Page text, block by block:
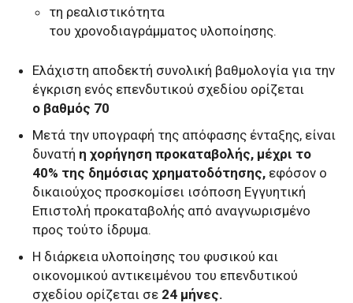
τη ρεαλιστικότητα
του χρονοδιαγράμματος υλοποίησης.
Ελάχιστη αποδεκτή συνολική βαθμολογία για την
έγκριση ενός επενδυτικού σχεδίου ορίζεται
ο βαθμός 70
Μετά την υπογραφή της απόφασης ένταξης, είναι
δυνατή η χορήγηση προκαταβολής, μέχρι το
40% της δημόσιας χρηματοδότησης, εφόσον ο
δικαιούχος προσκομίσει ισόποση Εγγυητική
Επιστολή προκαταβολής από αναγνωρισμένο
προς τούτο ίδρυμα.
Η διάρκεια υλοποίησης του φυσικού και
οικονομικού αντικειμένου του επενδυτικού
σχεδίου ορίζεται σε 24 μήνες.